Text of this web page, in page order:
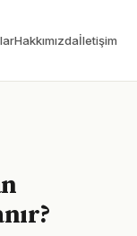
Hakkımızdaİletişim